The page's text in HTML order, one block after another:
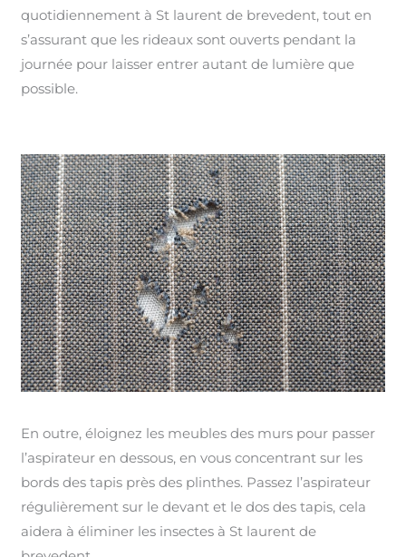
quotidiennement à St laurent de brevedent, tout en
s’assurant que les rideaux sont ouverts pendant la
journée pour laisser entrer autant de lumière que
possible.
En outre, éloignez les meubles des murs pour passer
l’aspirateur en dessous, en vous concentrant sur les
bords des tapis près des plinthes. Passez l’aspirateur
régulièrement sur le devant et le dos des tapis, cela
aidera à éliminer les insectes à St laurent de